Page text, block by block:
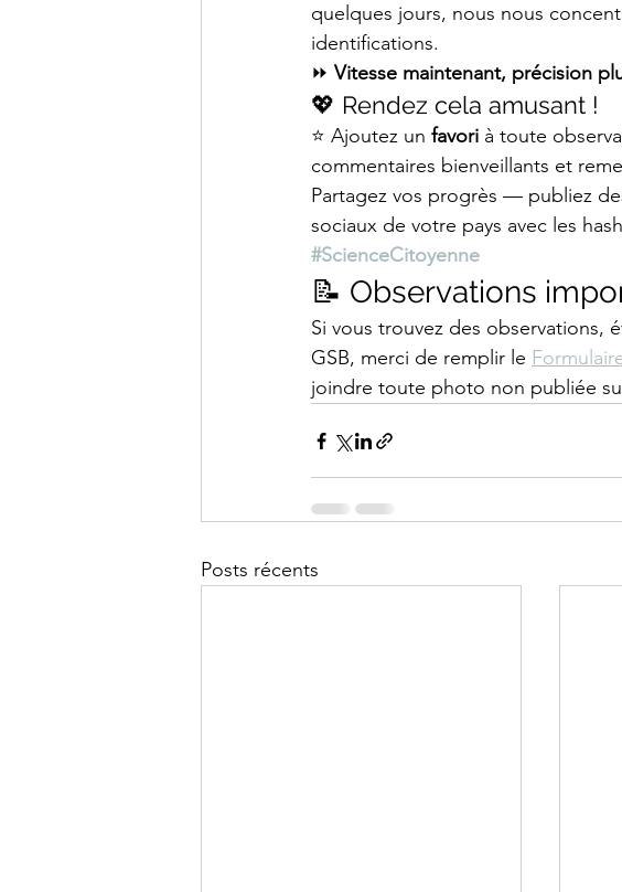
quelques jours, nous nous
identifications.
⏩ Vitesse maintenant, précision
💖 Rendez cela amusant !
⭐ Ajoutez un favori à toute
commentaires bienveillants et
Partagez vos progrès — publiez
sociaux de votre pays avec les
#ScienceCitoyenne
📝 Observations
Si vous trouvez des observations,
GSB, merci de remplir le
joindre toute photo non publiée
Posts récents